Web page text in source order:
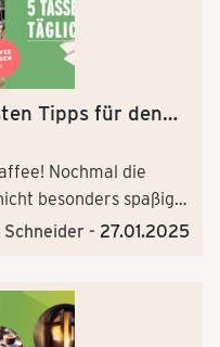
Tipps für den
Nochmal die
besonders spaßig
sich alles um unser
- 27.01.2025